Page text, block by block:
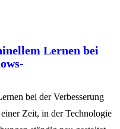
Lernen bei
bei der Verbesserung
Zeit, in der Technologie